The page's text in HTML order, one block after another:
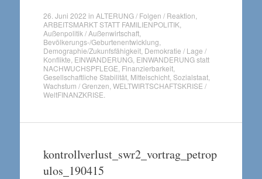
26. Juni 2022 in ALTERUNG / Folgen / Reaktion
ARBEITSMARKT STATT FAMILIENPOLITIK,
Außenpolitik / Außenwirtschaft,
Bevölkerungs-/Geburtenentwicklung
Demographie/Zukunfsfähigkeit, Demokratie / Lage /
Konflikte EINWANDERUNG, EINWANDERUNG statt
NACHWUCHSPFLEGE Finanzierbarkeit,
Gesellschaftliche Stabilität, Mittelschicht, Sozialstaat,
Wachstum / Grenzen WELTWIRTSCHAFTSKRISE /
WeltFINANZKRISE
kontrollverlust_swr2_vortrag_petrop
ulos_190415